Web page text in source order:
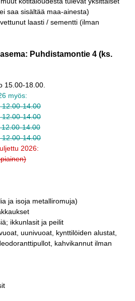
saa sisältää maa-ainesta)
laasti / sementti (ilman
Puhdistamontie 4 (ks.
15.00-18.00.
myös:
12.00-14.00
12.00-14.00
14.00
12.00-14.00
2026:
ja isoja metalliromuja)
ikkunlasit ja peilit
uunivuoat, kynttilöiden alustat,
kahvikannut ilman